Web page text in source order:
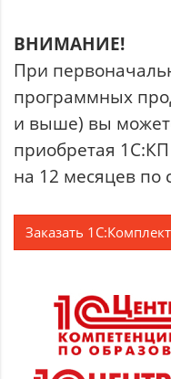
ВНИМАНИЕ!
При
программных
и выше) вы
приобретая
на 12 месяцев по
Заказать